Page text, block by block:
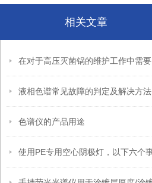
相关文章
液相色谱常见故障的判定及解决方法
色谱仪的产品用途